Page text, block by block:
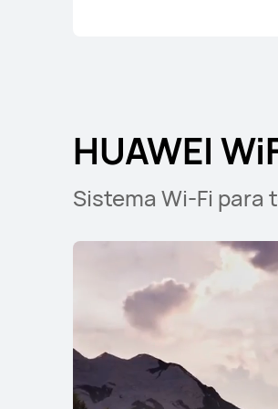
HUAWEI
Sistema Wi-Fi para
HUAWEI WiFi